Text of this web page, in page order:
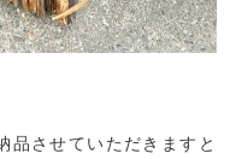
品させていただきますと